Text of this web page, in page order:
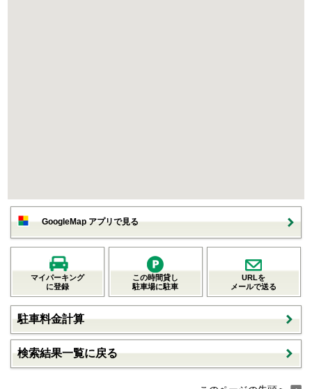
GoogleMap アプリで見る
マイパーキング
に登録
この時間貸し
駐車場に駐車
URLを
メールで送る
駐車料金計算
検索結果一覧に戻る